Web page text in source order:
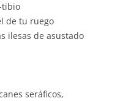
tibio
de tu ruego
ilesas de asustado
seráficos,